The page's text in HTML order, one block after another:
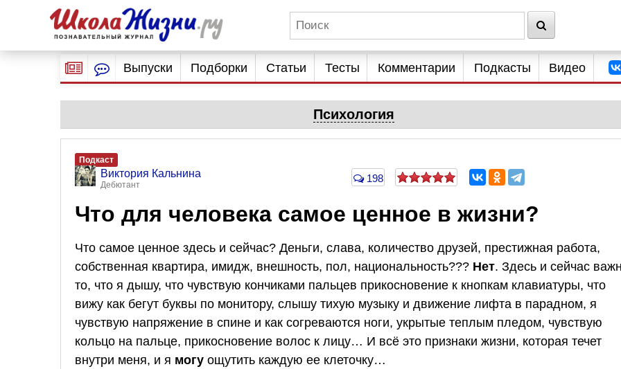
Выпуски Подборки Статьи Тесты Комментарии Подкасты Видео
Психология
Подкаст
Виктория Кальнина
Дебютант
198
Что для человека самое ценное в жизни?
Что самое ценное здесь и сейчас? Деньги, слава, количество друзей, престижная работа,
собственная квартира, имидж, внешность, пол, национальность??? Нет. Здесь и сейчас
то, что я дышу, что чувствую кончиками пальцев прикосновение к кнопкам клавиатуры, что
вижу как бегут буквы по монитору, слышу тихую музыку и движение лифта в парадном, я
чувствую напряжение в спине и как согреваются ноги, укрытые теплым пледом, чувствую
кольцо на пальце, прикосновение волос к лицу… И всё это признаки жизни, которая течет
внутри меня, и я могу ощутить каждую ее клеточку…